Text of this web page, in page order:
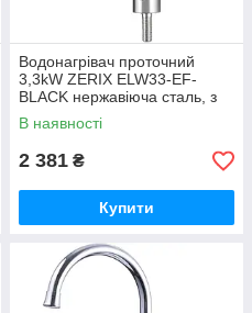
Водонагрівач проточний
3,3kW ZERIX ELW33-EF-
BLACK нержавіюча сталь, з
індик. темп., гнучкий
силіконовий чорний вилив
В наявності
2 381 ₴
Купити